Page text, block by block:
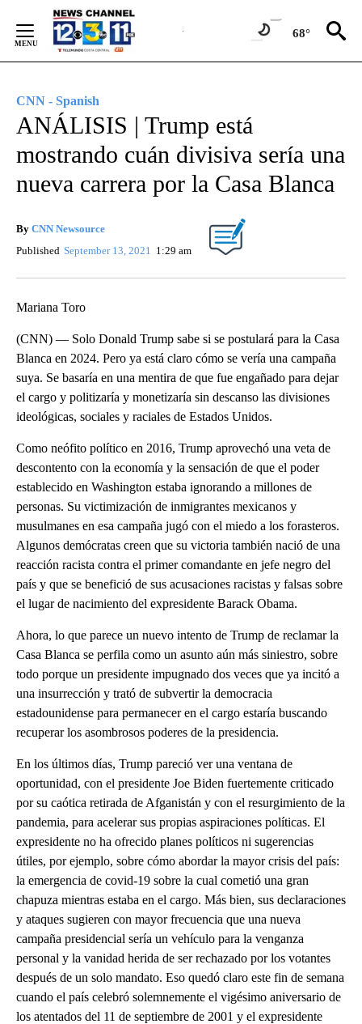
Content
68°
CNN - Spanish
ANÁLISIS | Trump está
mostrando cuán divisiva sería una
nueva carrera por la Casa Blanca
By CNN Newsource
Published September 13, 2021 1:29 am
Mariana Toro
(CNN) — Solo Donald Trump sabe si se postulará para la Casa
Blanca en 2024. Pero ya está claro cómo se vería una campaña
suya. Se basaría en una mentira de que fue engañado para dejar
el cargo y politizaría y monetizaría sin descanso las divisiones
ideológicas, sociales y raciales de Estados Unidos.
Como neófito político en 2016, Trump aprovechó una veta de
descontento con la economía y la sensación de que el poder
establecido en Washington estaba ignorando a millones de
personas. Su victimización de inmigrantes mexicanos y
musulmanes en esa campaña jugó con el miedo a los forasteros.
Algunos demócratas creen que su victoria también nació de una
reacción racista contra el primer comandante en jefe negro del
país y que se benefició de sus acusaciones racistas y falsas sobre
el lugar de nacimiento del expresidente Barack Obama.
Ahora, lo que parece un nuevo intento de Trump de reclamar la
Casa Blanca se perfila como un asunto aún más siniestro, sobre
todo porque un presidente impugnado dos veces que ya incitó a
una insurrección y trató de subvertir la democracia
estadounidense para permanecer en el cargo estaría buscando
recuperar los asombrosos poderes de la presidencia.
En los últimos días, Trump pareció ver una ventana de
oportunidad, con el presidente Joe Biden fuertemente criticado
por su caótica retirada de Afganistán y con el resurgimiento de la
pandemia, para acelerar sus propias aspiraciones políticas. El
expresidente no ha ofrecido planes políticos ni sugerencias
útiles, por ejemplo, sobre cómo abordar la mayor crisis del país:
la emergencia de covid-19 sobre la cual cometió una gran
chapuza mientras estaba en el cargo. Más bien, sus declaraciones
y ataques sugieren con mayor frecuencia que una nueva
campaña presidencial sería un vehículo para la venganza
personal y la vanidad herida de ser rechazado por los votantes
después de un solo mandato. Eso quedó claro este fin de semana
cuando el país celebró solemnemente el vigésimo aniversario de
los atentados del 11 de septiembre de 2001 y el expresidente